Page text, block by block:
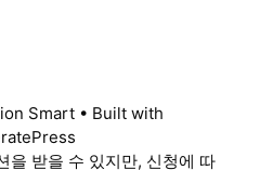
Smart • Built with
을 받을 수 있지만, 신청에 따